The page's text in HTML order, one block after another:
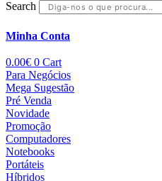
Search
Minha Conta
0.00€ 0 Cart
Para Negócios
Mega Sugestão
Pré Venda
Novidade
Promoção
Computadores
Notebooks
Portáteis
Híbridos